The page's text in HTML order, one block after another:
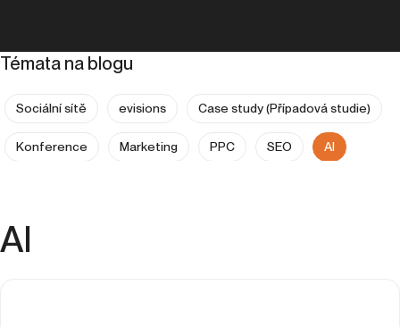
Témata na blogu
Sociální sítě evisions Case study (Případová studie)
Konference Marketing PPC SEO AI
Kariéra
AI